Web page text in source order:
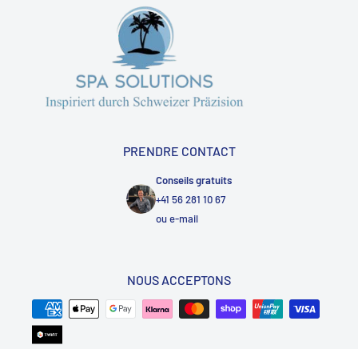
PRENDRE CONTACT
Conseils gratuits
+41 56 281 10 67
oue-mail
NOUS ACCEPTONS